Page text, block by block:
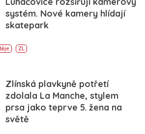
systém. Nové kamery hlídají
skatepark
ZL
Zlínská plavkyně potřetí
zdolala La Manche, stylem
prsa jako teprve 5. žena na
světě